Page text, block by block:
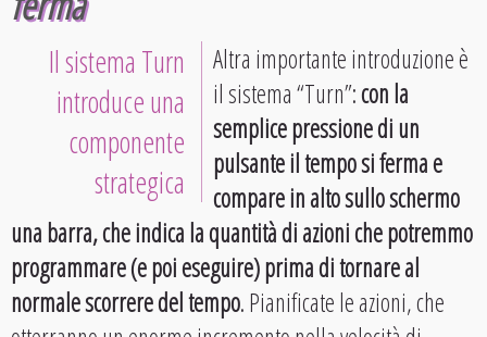
Il sistema Turn
introduce una
componente
strategica
Altra importante introduzione è
il sistema “Turn”:con la
semplice pressione di un
pulsante il tempo si ferma e
compare in alto sullo schermo
una barra, che indica la quantità di azioni che potremmo
programmare (e poi eseguire) prima di tornare al
normale scorrere del tempo. Pianificate le azioni, che